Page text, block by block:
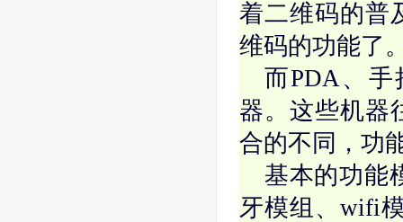
着二维码的普
维码的功能了
而PDA、手
器。这些机器
合的不同，功
基本的功能
牙模组、wifi